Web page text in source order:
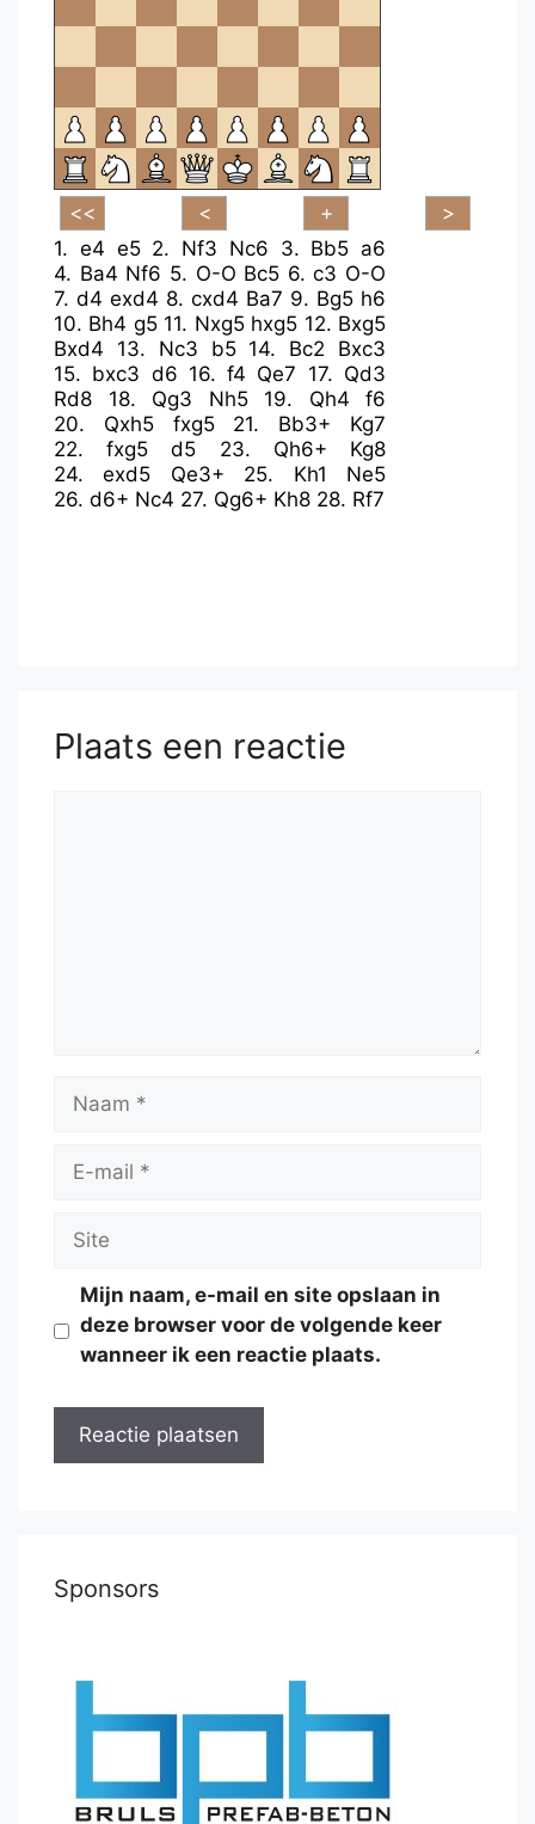
1. e4 e5 2. Nf3 Nc6 3. Bb5 a6
4. Ba4 Nf6 5. O-O Bc5 6.c3 O-O
7. d4 exd4 8. cxd4 Ba7 9. Bg5 h6
10. Bh4 g5 11. Nxg5 hxg5 12. Bxg5
Bxd4
13. Nc3 b5 14. Bc2
Bxc3
15. bxc3 d6 16.f4 Qe7 17. Qd3
Rd8
18. Qg3 Nh5 19. Qh4
f6
20. Qxh5 fxg5 21. Bb3+
Kg7
22.fxg5 d5 23. Qh6+
Kg8
24.exd5 Qe3+ 25. Kh1
Ne5
26. d6+ Nc4 27. Qg6+ Kh8 28. Rf7
Plaats een reactie
Naam
Site
Mijn naam, e-mail en site opslaan in
deze browser voor de volgende keer
wanneer ik een reactie plaats.
Sponsors